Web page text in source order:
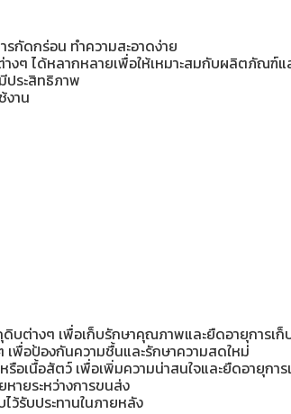
กัดกร่อน ทำความสะอาดง่าย
งๆ ได้หลากหลายเพื่อให้เหมาะสมกับผลิตภัณฑ์
ประสิทธิภาพ
งาน
บต่างๆ เพื่อเก็บรักษาคุณภาพและยืดอายุการเก็
พื่อป้องกันความชื้นและรักษาความสดใหม่
เนื้อสัตว์ เพื่อเพิ่มความน่าสนใจและยืดอายุการ
ายระหว่างการขนส่ง
ว้รับประทานในภายหลัง